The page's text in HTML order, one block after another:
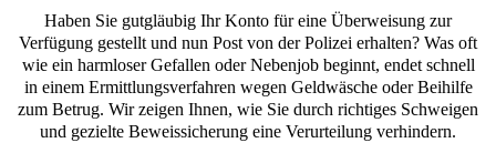
Haben Sie gutgläubig Ihr Konto für eine Überweisung zur
Verfügung gestellt und nun Post von der Polizei erhalten? Was oft
wie ein harmloser Gefallen oder Nebenjob beginnt, endet schnell
in einem Ermittlungsverfahren wegen Geldwäsche oder Beihilfe
zum Betrug. Wir zeigen Ihnen, wie Sie durch richtiges Schweigen
und gezielte Beweissicherung eine Verurteilung verhindern.